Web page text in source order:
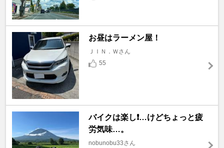
お昼はラーメン屋！
ＪＩＮ．Ｗさん
55
バイクは楽し❗️…けどちょっと疲
労気味…。
nobunobu33さん